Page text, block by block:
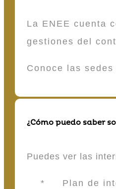
La ENEE cuenta
gestiones del
Conoce las
¿Cómo puedo saber
Puedes ver las
* Plan de